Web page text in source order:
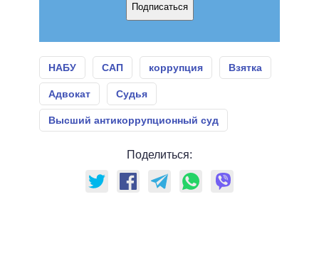
Подписаться
НАБУ САП коррупция Взятка
Адвокат Судья
Высший антикоррупционный суд
Поделиться: